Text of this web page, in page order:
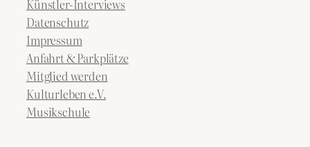
Künstler-Interviews
Datenschutz
Impressum
Anfahrt & Parkplätze
Mitglied werden
Kulturleben e.V.
Musikschule